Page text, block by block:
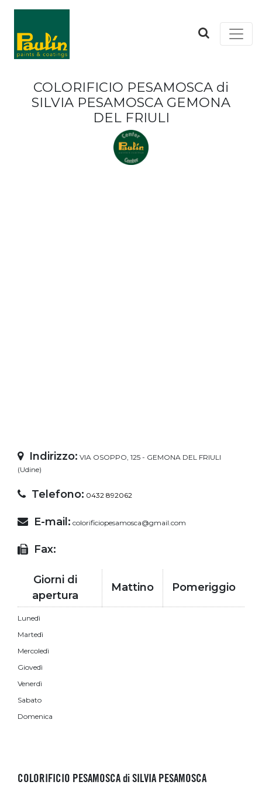
COLORIFICIO PESAMOSCA di
SILVIA PESAMOSCA GEMONA
DEL FRIULI
Indirizzo: VIA OSOPPO, 125 - GEMONA DEL FRIULI
(Udine)
Telefono: 0432 892062
E-mail: colorificiopesamosca@gmail.com
Fax:
Giorni di
apertura
Mattino Pomeriggio
Lunedì
Martedì
Mercoledì
Giovedì
Venerdì
Sabato
Domenica
COLORIFICIO PESAMOSCA di SILVIA PESAMOSCA